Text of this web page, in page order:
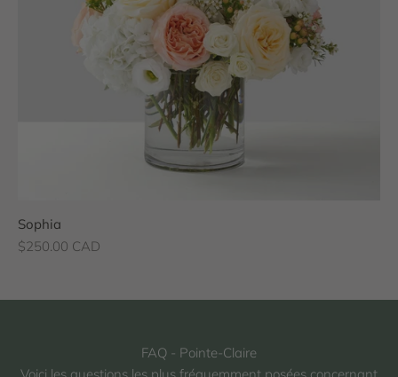
Sophia
Prix de vente
$250.00 CAD
FAQ - Pointe-Claire